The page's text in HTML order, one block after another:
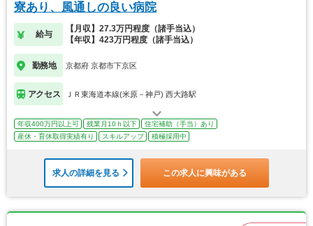
寮あり、風通しの良い病院
給与
【月収】27.3万円程度（諸手当込）
【年収】423万円程度（諸手当込）
勤務地 京都府 京都市下京区
アクセス ＪＲ東海道本線(米原－神戸) 西大路駅
年収400万円以上可 残業月10ｈ以下
住宅補助（手当）あり
産休・育休取得実績有り
スキルアップ 積極採用中
求人の詳細を見る この求人に興味がある